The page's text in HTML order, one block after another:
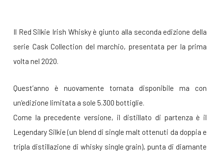
Il Red Silkie Irish Whisky è giunto alla seconda edizione della
serie Cask Collection del marchio, presentata per la prima
volta nel 2020.
Quest’anno è nuovamente tornata disponibile ma con
un’edizione limitata a sole 5.300 bottiglie.
Come la precedente versione, il distillato di partenza è il
Legendary Silkie (un blend di single malt ottenuti da doppia e
tripla distillazione di whisky single grain), punta di diamante